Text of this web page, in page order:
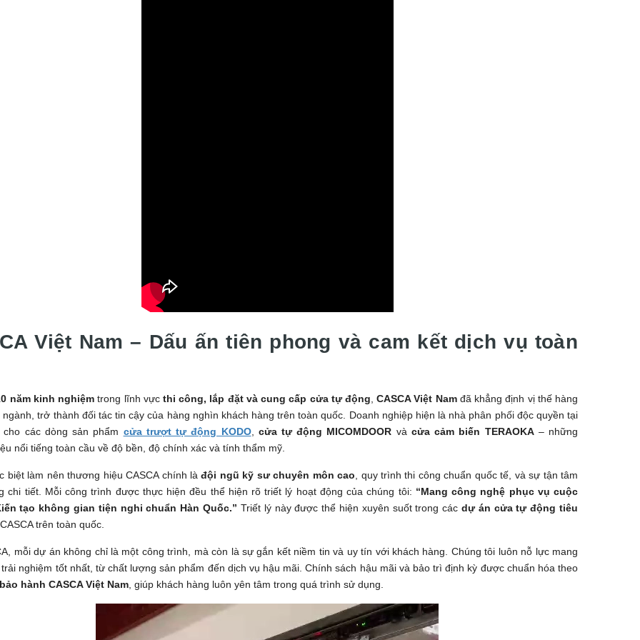
Việt Nam – Dấu ấn tiên phong và cam kết dịch vụ toàn
năm kinh nghiệm trong lĩnh vựcthi công, lắp đặt và cung cấp cửa tự động ,CASCA Việt Namđã khẳng định vị thế hàng
ngành, trở thành đối tác tin cậy của hàng nghìn khách hàng trên toàn quốc. Doanh nghiệp hiện là nhà phân phối độc quyền tại
cho các dòng sản phẩm cửa trượt tự động KODO, cửa tự động MICOMDOOR và cửa cảm biến TERAOKA– những
nổi tiếng toàn cầu về độ bền, độ chính xác và tính thẩm mỹ.
biệt làm nên thương hiệu CASCA chính làđội ngũ kỹ sư chuyên môn cao , quy trình thi công chuẩn quốc tế, và sự tận tâm
chi tiết. Mỗi công trình được thực hiện đều thể hiện rõ triết lý hoạt động của chúng tôi: “Mang công nghệ phục vụ cuộc
tạo không gian tiện nghi chuẩn Hàn Quốc.” Triết lý này được thể hiện xuyên suốt trong các dự án cửa tự động tiêu
trên toàn quốc.
mỗi dự án không chỉ là một công trình, mà còn là sự gắn kết niềm tin và uy tín với khách hàng. Chúng tôi luôn nỗ lực mang
nghiệm tốt nhất, từ chất lượng sản phẩm đến dịch vụ hậu mãi. Chính sách hậu mãi và bảo trì định kỳ được chuẩn hóa theo
bảo hành CASCA Việt Nam , giúp khách hàng luôn yên tâm trong quá trình sử dụng.